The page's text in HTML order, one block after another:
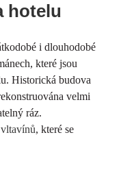
hotelu
i dlouhodobé
které jsou
Historická budova
velmi
ráz.
, které se